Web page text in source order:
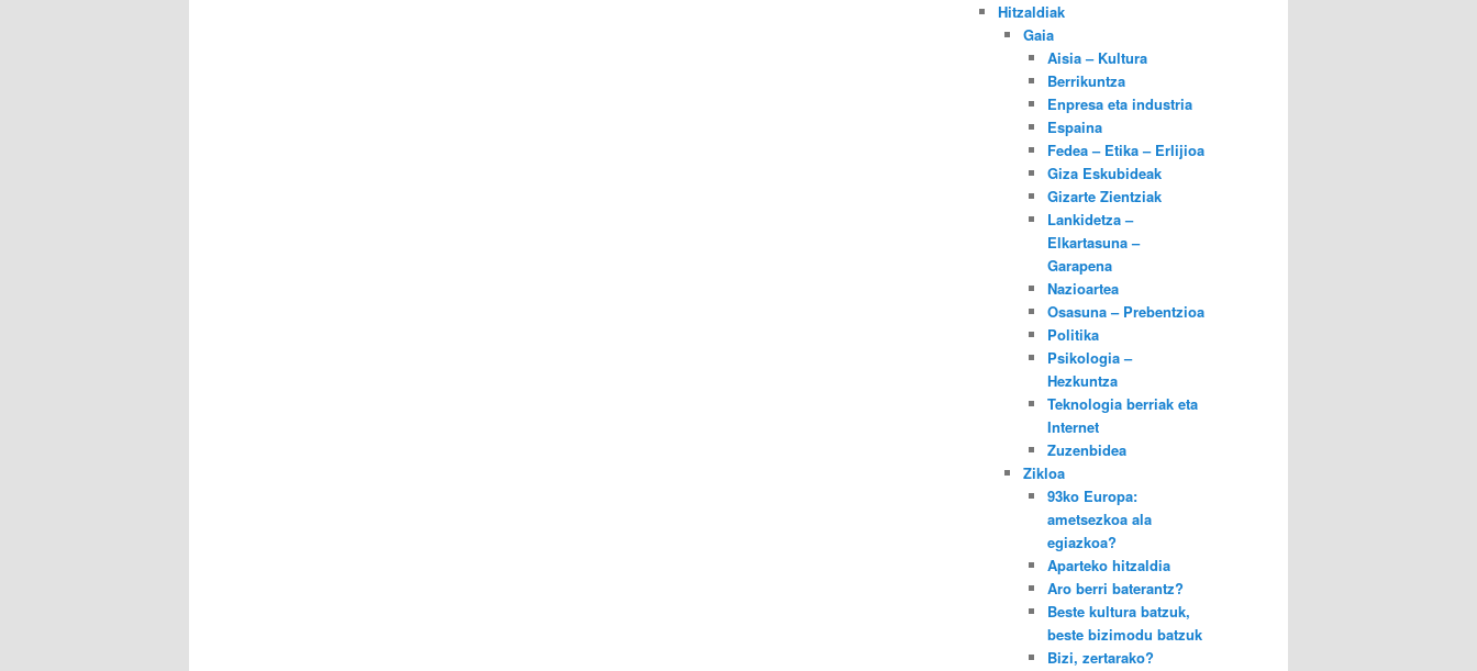
Hitzaldiak
Gaia
Aisia – Kultura
Berrikuntza
Enpresa eta industria
Espaina
Fedea – Etika – Erlijioa
Giza Eskubideak
Gizarte Zientziak
Lankidetza –
Elkartasuna –
Garapena
Nazioartea
Osasuna – Prebentzioa
Politika
Psikologia –
Hezkuntza
Teknologia berriak eta
Internet
Zuzenbidea
Zikloa
93ko Europa:
ametsezkoa ala
egiazkoa?
Aparteko hitzaldia
Aro berri baterantz?
Beste kultura batzuk,
beste bizimodu batzuk
Bizi, zertarako?